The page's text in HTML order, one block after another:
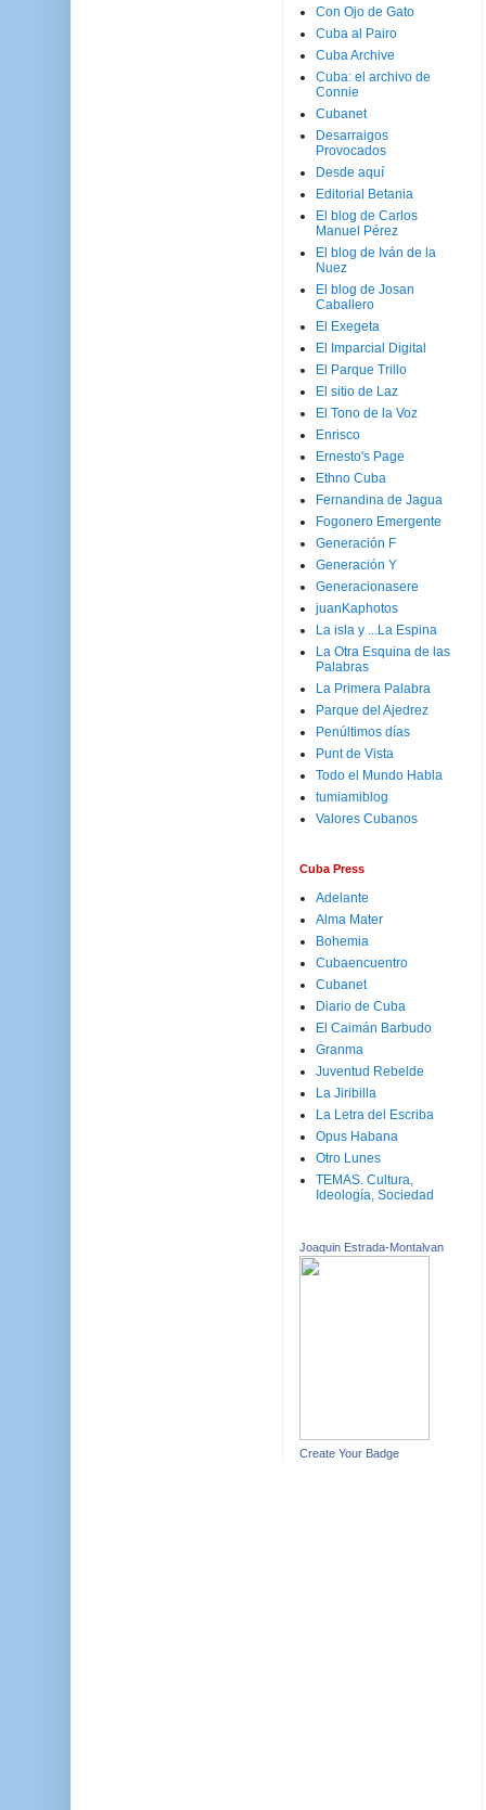
Con Ojo de Gato
Cuba al Pairo
Cuba Archive
Cuba: el archivo de
Connie
Cubanet
Desarraigos
Provocados
Desde aquí
Editorial Betania
El blog de Carlos
Manuel Pérez
El blog de Iván de la
Nuez
El blog de Josan
Caballero
El Exegeta
El Imparcial Digital
El Parque Trillo
El sitio de Laz
El Tono de la Voz
Enrisco
Ernesto's Page
Ethno Cuba
Fernandina de Jagua
Fogonero Emergente
Generación F
Generación Y
Generacionasere
juanKaphotos
La isla y ...La Espina
La Otra Esquina de las
Palabras
La Primera Palabra
Parque del Ajedrez
Penúltimos días
Punt de Vista
Todo el Mundo Habla
tumiamiblog
Valores Cubanos
Cuba Press
Adelante
Alma Mater
Bohemia
Cubaencuentro
Cubanet
Diario de Cuba
El Caimán Barbudo
Granma
Juventud Rebelde
La Jiribilla
La Letra del Escriba
Opus Habana
Otro Lunes
TEMAS. Cultura,
Ideología, Sociedad
Joaquin Estrada-Montalvan
Create Your Badge